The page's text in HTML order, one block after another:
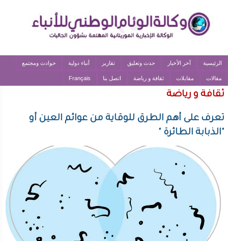
الرئيسية آخر الأخبار حدث وتعليق تقارير أنباء دولية حوادث ومجتمع
مقالات مقابلات ثقافة و رياضة اتصل بنا Français
ثقافة و رياضة
تعرف على أهم الطرق للوقاية من عوائم العين أو
"الذبابة الطائرة "